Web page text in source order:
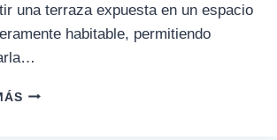
una terraza expuesta en un espacio
habitable, permitiendo
CERRAMIENTOS